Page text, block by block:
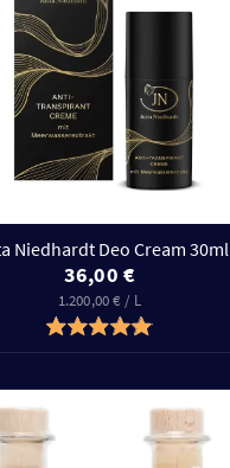
Niedhardt Deo Cream 30ml
36,00 €
1.200,00 € / L